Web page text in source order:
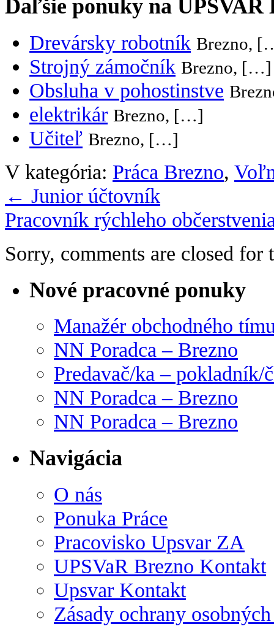
Ďaľšie ponuky na UPSVAR
Drevársky robotník Brezno,
Strojný zámočník Brezno, […]
Obsluha v pohostinstve
elektrikár Brezno, […]
Učiteľ Brezno, […]
V kategória: Práca Brezno,
← Junior účtovník
Pracovník rýchleho
Sorry, comments are closed for
Nové pracovné ponuky
Manažér obchodného
NN Poradca – Brezno
Predavač/ka – pokladník/
NN Poradca – Brezno
NN Poradca – Brezno
Navigácia
O nás
Ponuka Práce
Pracovisko Upsvar ZA
UPSVaR Brezno Kontakt
Upsvar Kontakt
Zásady ochrany